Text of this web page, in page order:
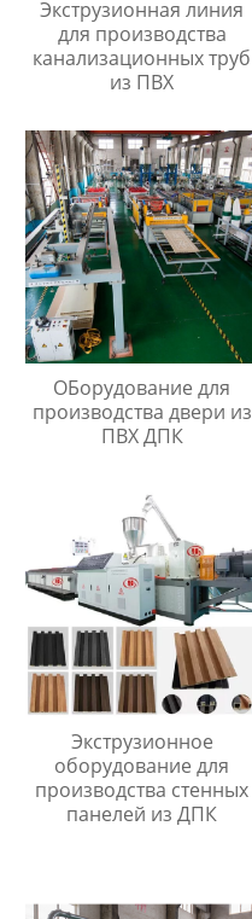
Экструзионная линия
для производства
канализационных труб
из ПВХ
ОБорудование для
производства двери из
ПВХ ДПК
Экструзионное
оборудование для
производства стенных
панелей из ДПК